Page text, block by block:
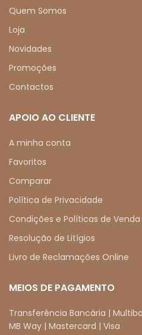
Quem Somos
Loja
Novidades
Promoções
Contactos
APOIO AO CLIENTE
A minha conta
Favoritos
Comparar
Política de Privacidade
Condições e Políticas de Venda
Resolução de Litígios
Livro de Reclamações Online
MEIOS DE PAGAMENTO
Transferência Bancária |
MB Way | Mastercard | Visa